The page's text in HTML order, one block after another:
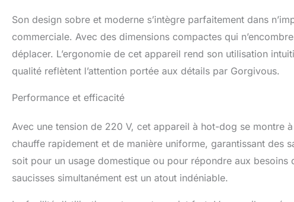
Son design sobre et moderne s’intègre parfaitement dans
commerciale. Avec des dimensions compactes qui
déplacer. L’ergonomie de cet appareil rend son utilisation
qualité reflètent l’attention portée aux détails par Gorgivous.
Performance et efficacité
Avec une tension de 220 V, cet appareil à hot-dog se montre
chauffe rapidement et de manière uniforme, garantissant des
soit pour un usage domestique ou pour répondre aux besoins
saucisses simultanément est un atout indéniable.